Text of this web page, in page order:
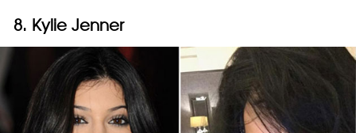
8. Kylie Jenner